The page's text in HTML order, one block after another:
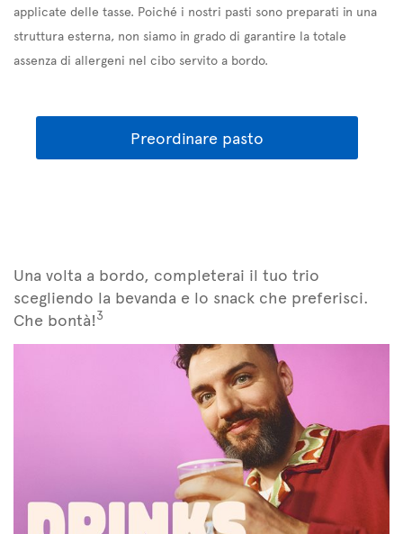
applicate delle tasse. Poiché i nostri pasti sono preparati in una
struttura esterna, non siamo in grado di garantire la totale
assenza di allergeni nel cibo servito a bordo.
Preordinare pasto
Una volta a bordo, completerai il tuo trio
scegliendo la bevanda e lo snack che preferisci.
Che bontà!3